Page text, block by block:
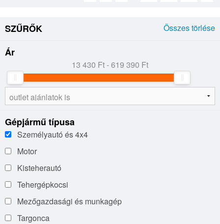
SZŰRŐK Összes törlése
Ár
13 430 Ft - 619 390 Ft
Gépjármű típusa
Személyautó és 4x4
Motor
Kisteherautó
Tehergépkocsi
Mezőgazdasági és munkagép
Targonca